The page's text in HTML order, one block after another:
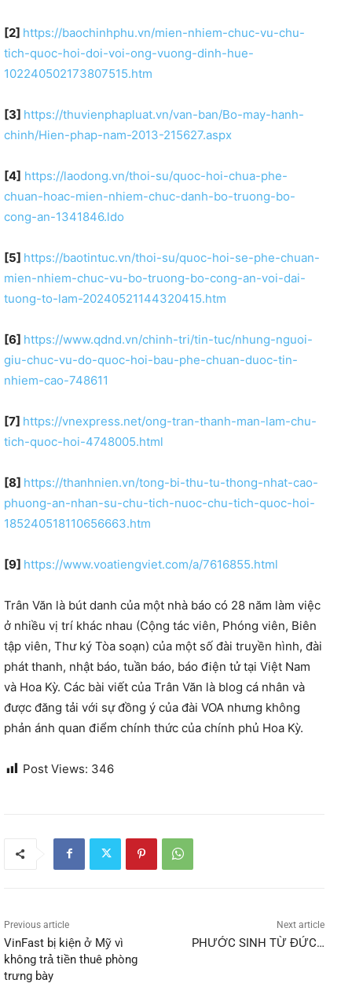
[2] https://baochinhphu.vn/mien-nhiem-chuc-vu-chu-
tich-quoc-hoi-doi-voi-ong-vuong-dinh-hue-
102240502173807515.htm
[3] https://thuvienphapluat.vn/van-ban/Bo-may-hanh-
chinh/Hien-phap-nam-2013-215627.aspx
[4] https://laodong.vn/thoi-su/quoc-hoi-chua-phe-
chuan-hoac-mien-nhiem-chuc-danh-bo-truong-bo-
cong-an-1341846.ldo
[5] https://baotintuc.vn/thoi-su/quoc-hoi-se-phe-chuan-
mien-nhiem-chuc-vu-bo-truong-bo-cong-an-voi-dai-
tuong-to-lam-20240521144320415.htm
[6] https://www.qdnd.vn/chinh-tri/tin-tuc/nhung-nguoi-
giu-chuc-vu-do-quoc-hoi-bau-phe-chuan-duoc-tin-
nhiem-cao-748611
[7] https://vnexpress.net/ong-tran-thanh-man-lam-chu-
tich-quoc-hoi-4748005.html
[8] https://thanhnien.vn/tong-bi-thu-tu-thong-nhat-cao-
phuong-an-nhan-su-chu-tich-nuoc-chu-tich-quoc-hoi-
185240518110656663.htm
[9] https://www.voatiengviet.com/a/7616855.html
Trân Văn là bút danh của một nhà báo có 28 năm làm việc
ở nhiều vị trí khác nhau (Cộng tác viên, Phóng viên, Biên
tập viên, Thư ký Tòa soạn) của một số đài truyền hình, đài
phát thanh, nhật báo, tuần báo, báo điện tử tại Việt Nam
và Hoa Kỳ. Các bài viết của Trân Văn là blog cá nhân và
được đăng tải với sự đồng ý của đài VOA nhưng không
phản ánh quan điểm chính thức của chính phủ Hoa Kỳ.
Post Views: 346
Previous article
VinFast bị kiện ở Mỹ vì
không trả tiền thuê phòng
trưng bày
Next article
PHƯỚC SINH TỪ ĐỨC…